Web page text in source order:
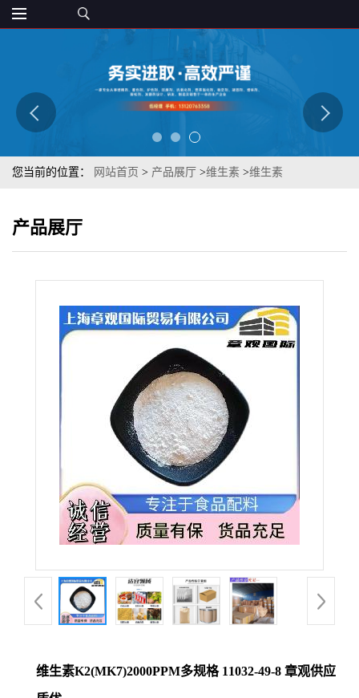
您当前的位置： 网站首页 > 产品展厅 >维生素 >维生素
产品展厅
维生素K2(MK7)2000PPM多规格 11032-49-8 章观供应